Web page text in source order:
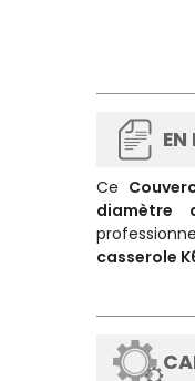
EN
Ce
diamètre
casserole